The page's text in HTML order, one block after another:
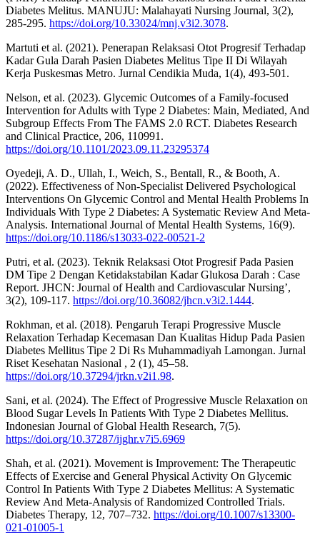
Diabetes Melitus. MANUJU: Malahayati Nursing Journal, 3(2),
285-295. https://doi.org/10.33024/mnj.v3i2.3078.
Martuti et al. (2021). Penerapan Relaksasi Otot Progresif Terhadap
Kadar Gula Darah Pasien Diabetes Melitus Tipe II Di Wilayah
Kerja Puskesmas Metro. Jurnal Cendikia Muda, 1(4), 493-501.
Nelson, et al. (2023). Glycemic Outcomes of a Family-focused
Intervention for Adults with Type 2 Diabetes: Main, Mediated, And
Subgroup Effects From The FAMS 2.0 RCT. Diabetes Research
and Clinical Practice, 206, 110991.
https://doi.org/10.1101/2023.09.11.23295374
Oyedeji, A. D., Ullah, I., Weich, S., Bentall, R., & Booth, A.
(2022). Effectiveness of Non-Specialist Delivered Psychological
Interventions On Glycemic Control and Mental Health Problems In
Individuals With Type 2 Diabetes: A Systematic Review And Meta-
Analysis. International Journal of Mental Health Systems, 16(9).
https://doi.org/10.1186/s13033-022-00521-2
Putri, et al. (2023). Teknik Relaksasi Otot Progresif Pada Pasien
DM Tipe 2 Dengan Ketidakstabilan Kadar Glukosa Darah : Case
Report. JHCN: Journal of Health and Cardiovascular Nursing’,
3(2), 109-117. https://doi.org/10.36082/jhcn.v3i2.1444.
Rokhman, et al. (2018). Pengaruh Terapi Progressive Muscle
Relaxation Terhadap Kecemasan Dan Kualitas Hidup Pada Pasien
Diabetes Mellitus Tipe 2 Di Rs Muhammadiyah Lamongan. Jurnal
Riset Kesehatan Nasional , 2 (1), 45–58.
https://doi.org/10.37294/jrkn.v2i1.98.
Sani, et al. (2024). The Effect of Progressive Muscle Relaxation on
Blood Sugar Levels In Patients With Type 2 Diabetes Mellitus.
Indonesian Journal of Global Health Research, 7(5).
https://doi.org/10.37287/ijghr.v7i5.6969
Shah, et al. (2021). Movement is Improvement: The Therapeutic
Effects of Exercise and General Physical Activity On Glycemic
Control In Patients With Type 2 Diabetes Mellitus: A Systematic
Review And Meta-Analysis of Randomized Controlled Trials.
Diabetes Therapy, 12, 707–732. https://doi.org/10.1007/s13300-
021-01005-1